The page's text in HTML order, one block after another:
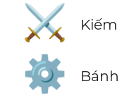
⚔️ Kiếm
⚙️